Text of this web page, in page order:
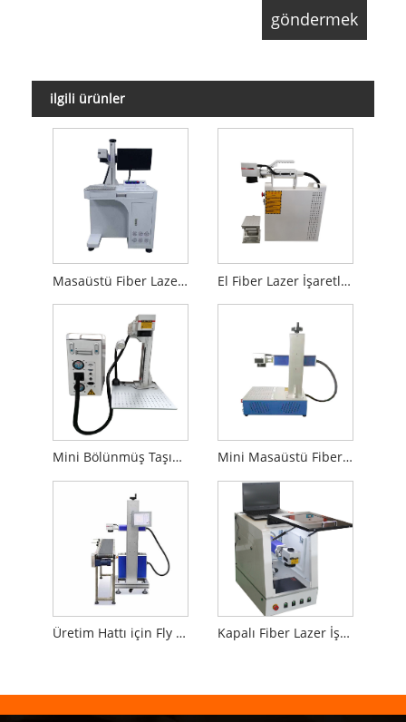
ilgili ürünler
Masaüstü Fiber Lazer İşaretleme Makinesi El Fiber Lazer İşaretleme Makinesi
Mini Bölünmüş Taşınabilir Fiber Lazer İşaretleme Makinesi Mini Masaüstü Fiber Lazer İşaretleme Makinesi
Üretim Hattı için Fly Lazer İşaretleme Makinesi Kapalı Fiber Lazer İşaretleme Makinesi